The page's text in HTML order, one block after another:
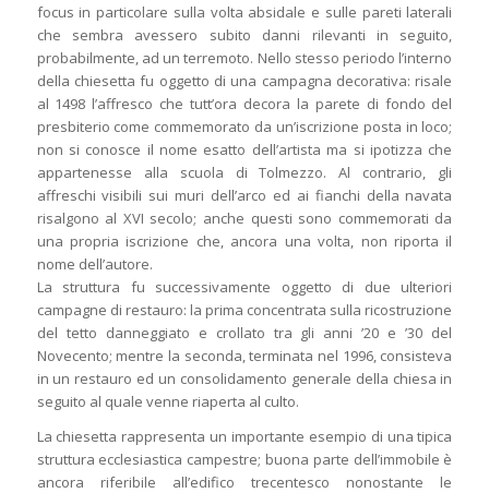
focus in particolare sulla volta absidale e sulle pareti laterali
che sembra avessero subito danni rilevanti in seguito,
probabilmente, ad un terremoto. Nello stesso periodo l’interno
della chiesetta fu oggetto di una campagna decorativa: risale
al 1498 l’affresco che tutt’ora decora la parete di fondo del
presbiterio come commemorato da un’iscrizione posta in loco;
non si conosce il nome esatto dell’artista ma si ipotizza che
appartenesse alla scuola di Tolmezzo. Al contrario, gli
affreschi visibili sui muri dell’arco ed ai fianchi della navata
risalgono al XVI secolo; anche questi sono commemorati da
una propria iscrizione che, ancora una volta, non riporta il
nome dell’autore.
La struttura fu successivamente oggetto di due ulteriori
campagne di restauro: la prima concentrata sulla ricostruzione
del tetto danneggiato e crollato tra gli anni ’20 e ’30 del
Novecento; mentre la seconda, terminata nel 1996, consisteva
in un restauro ed un consolidamento generale della chiesa in
seguito al quale venne riaperta al culto.
La chiesetta rappresenta un importante esempio di una tipica
struttura ecclesiastica campestre; buona parte dell’immobile è
ancora riferibile all’edifico trecentesco nonostante le